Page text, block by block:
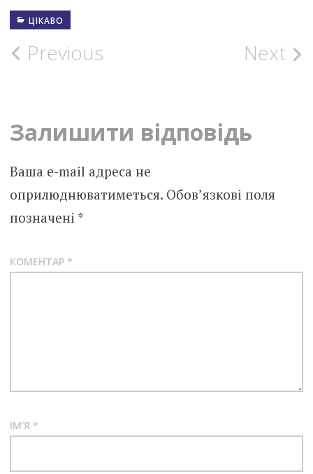
ЦІКАВО
Post
Previous Next
Залишити відповідь
Ваша e-mail адреса не
оприлюднюватиметься. Обов’язкові поля
позначені *
КОМЕНТАР *
ІМ'Я *